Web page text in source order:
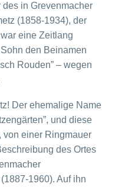
in Grevenmacher
(1858-1934), der
eine Zeitlang
den Beinamen
Rouden” – wegen
Der ehemalige Name
und diese
von einer Ringmauer
des Ortes
1960). Auf ihn